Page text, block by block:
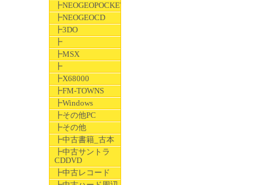
┣NEOGEOPOCKET
┣NEOGEOCD
┣3DO
┣
┣MSX
┣
┣X68000
┣FM-TOWNS
┣Windows
┣その他PC
┣その他
┣中古書籍_古本
┣中古サントラ
CDDVD
┣中古レコード